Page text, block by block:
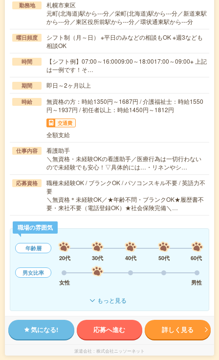
勤務地
札幌市東区
元町(北海道)駅から---分／栄町(北海道)駅から---分／新道東駅
から---分／東区役所前駅から---分／環状通東駅から---分
曜日頻度
シフト制（月～日） ※平日のみなどの相談もOK ※週3なども
相談OK
時間
【シフト例】07:00～16:0009:00～18:0017:00～09:00※ 上記
は一例です！そ…
期間 即日～2ヶ月以上
時給
無資格の方：時給1350円～1687円 / 介護福祉士：時給1550
円～1937円 / 初任者以上：時給1450円～1812円
交通費
全額支給
仕事内容
看護助手
＼無資格・未経験OKの看護助手／医療行為は一切行わない
ので未経験でも安心！▽具体的には…・リネンやシ…
応募資格
職種未経験OK / ブランクOK / パソコンスキル不要 / 英語力不
要
＼無資格＊未経験OK／★年齢不問・ブランクOK★履歴書不
要・来社不要（電話登録OK）★社会保険完備＼…
職場の雰囲気
年齢層
20代
30代 40代 50代
60代
男女比率
女性
男性
もっと見る
気になる! 応募へ進む 詳しく見る
派遣会社 株式会社ニッソーネット